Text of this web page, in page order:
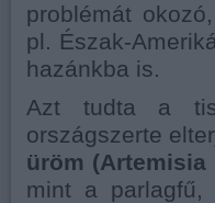
problémát
pl. Észak-
hazánkba is.
Azt tudta a
országszerte
üröm (Artemisia
mint a parlagfű,